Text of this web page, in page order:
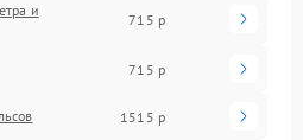
и
715 р
715 р
1515 р